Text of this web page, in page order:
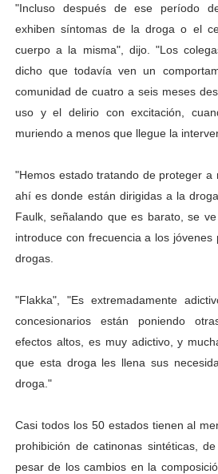
"Incluso después de ese período
exhiben síntomas de la droga o el
cuerpo a la misma", dijo. "Los
dicho que todavía ven un
comunidad de cuatro a seis meses
uso y el delirio con excitación,
muriendo a menos que llegue la
"Hemos estado tratando de proteger a
ahí es donde están dirigidas a la
Faulk, señalando que es barato, se
introduce con frecuencia a los
drogas.
"Flakka", "Es extremadamente
concesionarios están poniendo
efectos altos, es muy adictivo, y
que esta droga les llena sus
droga."
Casi todos los 50 estados tienen al
prohibición de catinonas sintéticas,
pesar de los cambios en la